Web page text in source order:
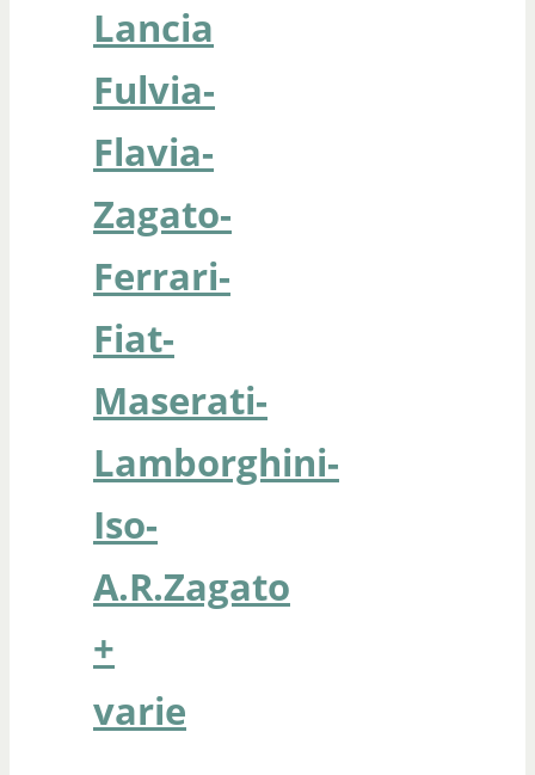
Lancia
Fulvia-
Flavia-
Zagato-
Ferrari-
Fiat-
Maserati-
Lamborghini-
Iso-
A.R.Zagato
+
varie